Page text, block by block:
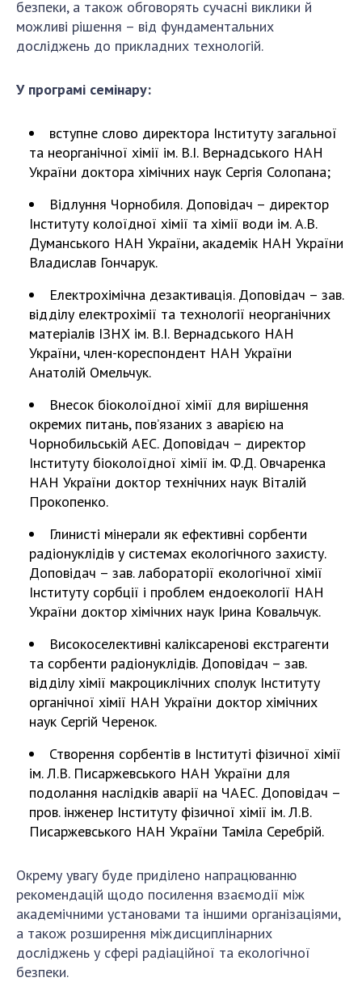
Сесії Загальних зборів НАН України
Річні звіти НАН України
Річні фінансові звіти НАН України
Охорона прав інтелектуальної власності та
Наукові об'єкти, що становлять національне
надбання
Центри колективного користування
науковими приладами НАН України
Оцінювання ефективності діяльності
наукових установ
Конкурси наукових досліджень НАН України
Відкрита наука в НАН України
Підготовка наукових кадрів
Робота з молоддю
МІЖНАРОДНЕ СПІВРОБІТНИЦТВО
Членство в міжнародних організаціях
Міжнародні угоди
Міжнародні програми та конкурси
ДОКУМЕНТИ
Нормативні акти НАН України
Державний бюджет НАН України
Вибори до складу НАН України
Бланки документів
НОВИНИ
ЗАСІДАННЯ ПРЕЗИДІЇ НАН УКРАЇНИ
НАУКОВІ ВИДАННЯ
МЕДІА ПРО НАС
АКАДЕМІЯ КОМЕНТУЄ
КОНТАКТИ
КАБІНЕТ
безпеки, а також обговорять сучасні виклики й
можливі рішення – від фундаментальних
досліджень до прикладних технологій.
У програмі семінару:
вступне слово директора Інституту загальної
та неорганічної хімії ім. В.І. Вернадського НАН
України доктора хімічних наук Сергія Солопана;
Відлуння Чорнобиля. Доповідач – директор
Інституту колоїдної хімії та хімії води ім. А.В.
Думанського НАН України, академік НАН України
Владислав Гончарук.
Електрохімічна дезактивація. Доповідач – зав.
відділу електрохімії та технології неорганічних
матеріалів ІЗНХ ім. В.І. Вернадського НАН
України, член-кореспондент НАН України
Анатолій Омельчук.
Внесок біоколоїдної хімії для вирішення
окремих питань, пов’язаних з аварією на
Чорнобильській АЕС. Доповідач – директор
Інституту біоколоїдної хімії ім. Ф.Д. Овчаренка
НАН України доктор технічних наук Віталій
Прокопенко.
Глинисті мінерали як ефективні сорбенти
радіонуклідів у системах екологічного захисту.
Доповідач – зав. лабораторії екологічної хімії
Інституту сорбції і проблем ендоекології НАН
України доктор хімічних наук Ірина Ковальчук.
Високоселективні каліксаренові екстрагенти
та сорбенти радіонуклідів. Доповідач – зав.
відділу хімії макроциклічних сполук Інституту
органічної хімії НАН України доктор хімічних
наук Сергій Черенок.
Створення сорбентів в Інституті фізичної хімії
ім. Л.В. Писаржевського НАН України для
подолання наслідків аварії на ЧАЕС. Доповідач –
пров. інженер Інституту фізичної хімії ім. Л.В.
Писаржевського НАН України Таміла Серебрій.
Окрему увагу буде приділено напрацюванню
рекомендацій щодо посилення взаємодії між
академічними установами та іншими організаціями,
а також розширення міждисциплінарних
досліджень у сфері радіаційної та екологічної
безпеки.